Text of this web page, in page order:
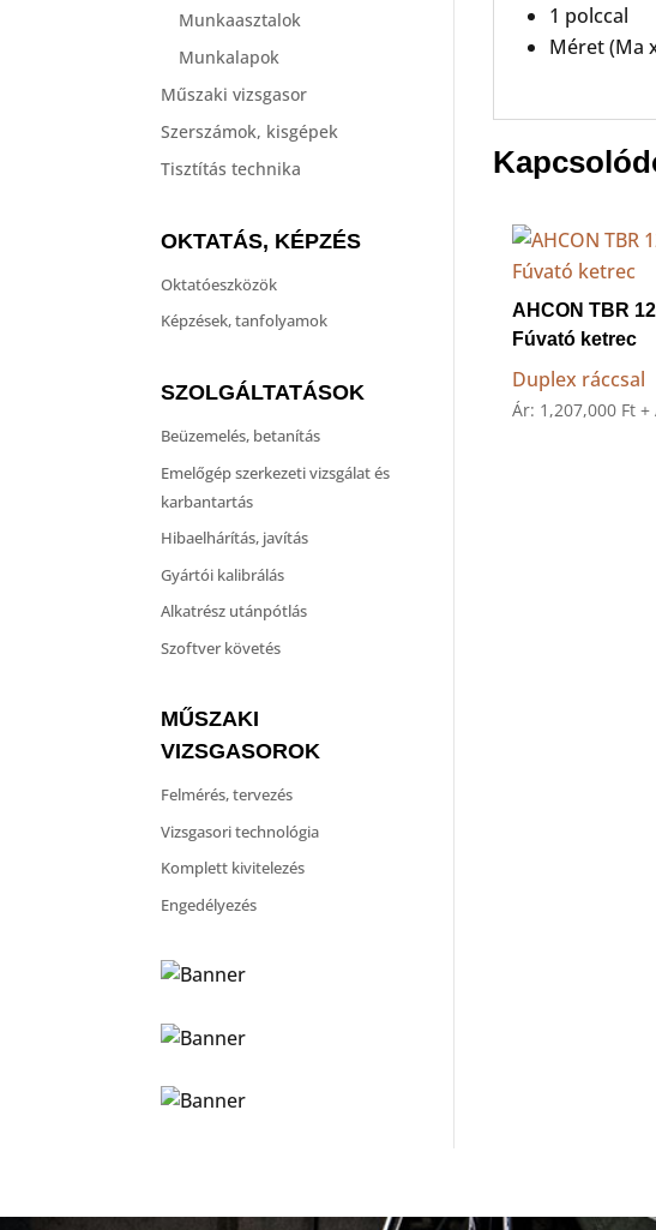
Munkaasztalok
Munkalapok
Műszaki vizsgasor
Szerszámok, kisgépek
Tisztítás technika
OKTATÁS, KÉPZÉS
Oktatóeszközök
Képzések, tanfolyamok
SZOLGÁLTATÁSOK
Beüzemelés, betanítás
Emelőgép szerkezeti vizsgálat és
karbantartás
Hibaelhárítás, javítás
Gyártói kalibrálás
Alkatrész utánpótlás
Szoftver követés
MŰSZAKI
VIZSGASOROK
Felmérés, tervezés
Vizsgasori technológia
Komplett kivitelezés
Engedélyezés
1 polccal
Méret (Ma
AHCON TBR
Fúvató ketrec
Duplex ráccsal
Ár: 1,207,000 Ft +